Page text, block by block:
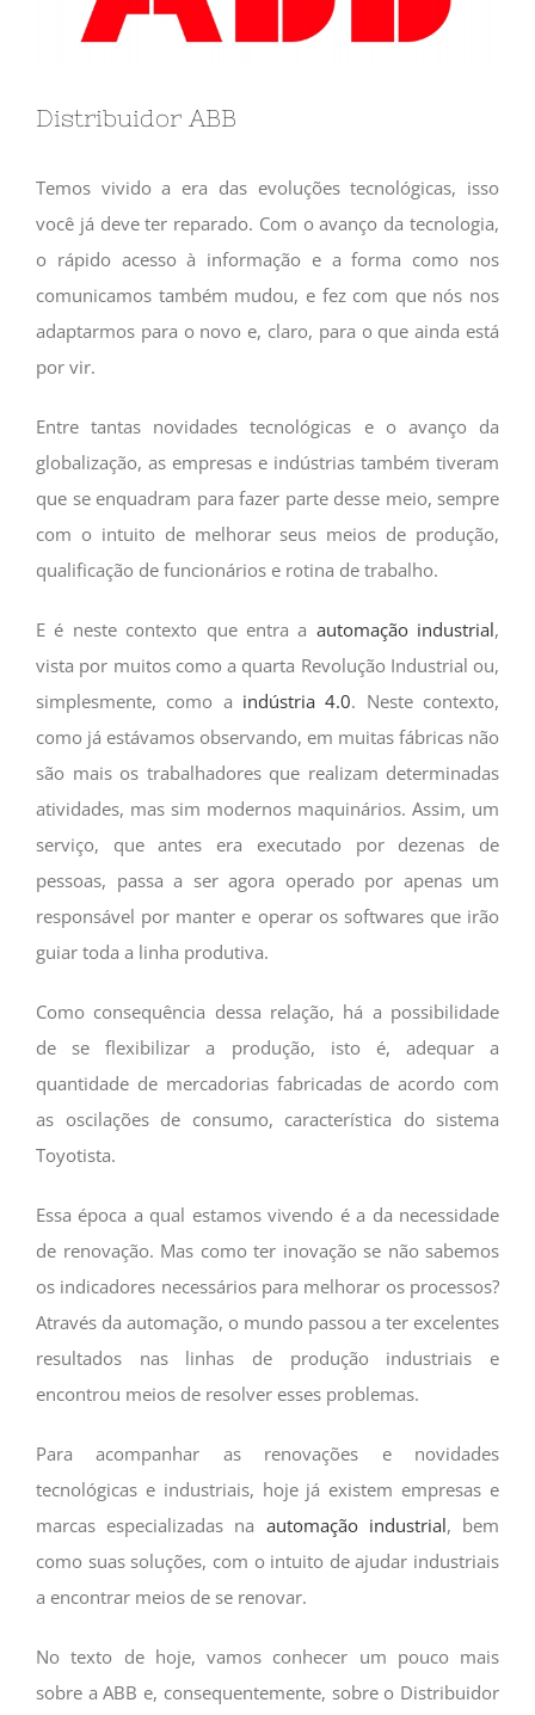
Distribuidor ABB
Temos vivido a era das evoluções tecnológicas, isso
você já deve ter reparado. Com o avanço da tecnologia,
o rápido acesso à informação e a forma como nos
comunicamos também mudou, e fez com que nós nos
adaptarmos para o novo e, claro, para o que ainda está
por vir.
Entre tantas novidades tecnológicas e o avanço da
globalização, as empresas e indústrias também tiveram
que se enquadram para fazer parte desse meio, sempre
com o intuito de melhorar seus meios de produção,
qualificação de funcionários e rotina de trabalho.
E é neste contexto que entra a automação industrial,
vista por muitos como a quarta Revolução Industrial ou,
simplesmente, como a indústria 4.0. Neste contexto,
como já estávamos observando, em muitas fábricas não
são mais os trabalhadores que realizam determinadas
atividades, mas sim modernos maquinários. Assim, um
serviço, que antes era executado por dezenas de
pessoas, passa a ser agora operado por apenas um
responsável por manter e operar os softwares que irão
guiar toda a linha produtiva.
Como consequência dessa relação, há a possibilidade
de se flexibilizar a produção, isto é, adequar a
quantidade de mercadorias fabricadas de acordo com
as oscilações de consumo, característica do sistema
Toyotista.
Essa época a qual estamos vivendo é a da necessidade
de renovação. Mas como ter inovação se não sabemos
os indicadores necessários para melhorar os processos?
Através da automação, o mundo passou a ter excelentes
resultados nas linhas de produção industriais e
encontrou meios de resolver esses problemas.
Para acompanhar as renovações e novidades
tecnológicas e industriais, hoje já existem empresas e
marcas especializadas na automação industrial, bem
como suas soluções, com o intuito de ajudar industriais
a encontrar meios de se renovar.
No texto de hoje, vamos conhecer um pouco mais
sobre a ABB e, consequentemente, sobre o Distribuidor